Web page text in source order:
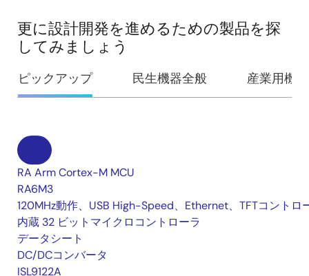
更に設計開発を進めるための製品を探
してみましょう
ピックアップ 民生機器全般 産業用機器
RA Arm Cortex-M MCU
RA6M3
120MHz動作、USB High-Speed、Ethernet、TFTコントロ
内蔵 32 ビットマイクロコントローラ
データシート
DC/DCコンバータ
ISL9122A